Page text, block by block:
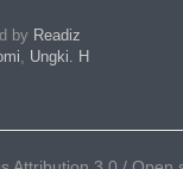
by Readiz
Ungki. H